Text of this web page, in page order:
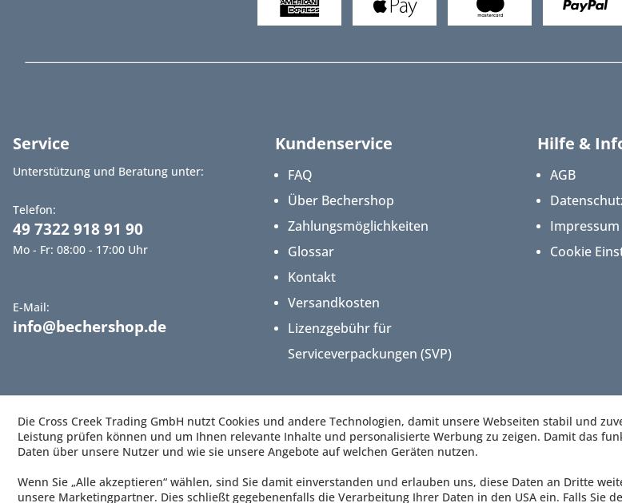
Service
Unterstützung und Beratung unter:
Telefon:
49 7322 918 91 90
Mo - Fr: 08:00 - 17:00 Uhr
E-Mail:
info@bechershop.de
Kundenservice
FAQ
Über Bechershop
Zahlungsmöglichkeiten
Glossar
Kontakt
Versandkosten
Lizenzgebühr für
Serviceverpackungen (SVP)
Hilfe &
AGB
Impressum
Cookie
Die Cross Creek Trading GmbH nutzt Cookies und andere Technologien, damit unsere Webseiten stabil und
Leistung prüfen können und um Ihnen relevante Inhalte und personalisierte Werbung zu zeigen. Damit das
Daten über unsere Nutzer und wie sie unsere Angebote auf welchen Geräten nutzen.
Wenn Sie „Alle akzeptieren“ wählen, sind Sie damit einverstanden und erlauben uns, diese Daten an Dritte
unsere Marketingpartner. Dies schließt gegebenenfalls die Verarbeitung Ihrer Daten in den USA ein. Falls Sie